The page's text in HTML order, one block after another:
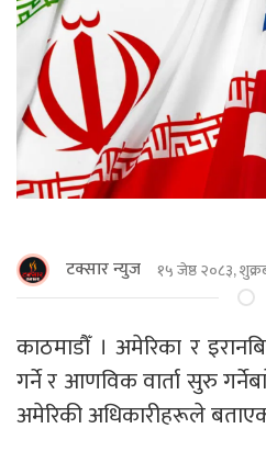
टक्सार न्युज १५ जेष्ठ २०८३,
काठमाडौँ । अमेरिका र
गर्ने र आणविक वार्ता सुरु
अमेरिकी अधिकारीहरूले